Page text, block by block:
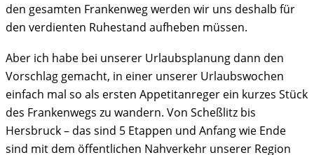
den gesamten Frankenweg werden wir uns deshalb für
den verdienten Ruhestand aufheben müssen.
Aber ich habe bei unserer Urlaubsplanung dann den
Vorschlag gemacht, in einer unserer Urlaubswochen
einfach mal so als ersten Appetitanreger ein kurzes Stück
des Frankenwegs zu wandern. Von Scheßlitz bis
Hersbruck – das sind 5 Etappen und Anfang wie Ende
sind mit dem öffentlichen Nahverkehr unserer Region